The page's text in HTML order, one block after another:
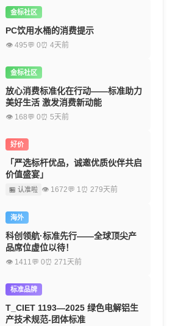
金标社区
PC饮用水桶的消费提示
👁 495💬 0⏰ 4天前
金标社区
放心消费标准化在行动——标准助力
美好生活 激发消费新动能
👁 168💬 0⏰ 5天前
好价
「严选标杆优品，诚邀优质伙伴共启
价值盛宴」
🏪 认准啦 👁 1672💬 1⏰ 279天前
海外
科创领航·标准先行——全球顶尖产
品席位虚位以待！
👁 1411💬 0⏰ 271天前
标准品牌
T_CIET 1193—2025 绿色电解铝生
产技术规范-团体标准